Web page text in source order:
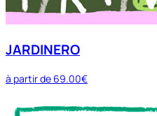
JARDINERO
à partir de 69.00€